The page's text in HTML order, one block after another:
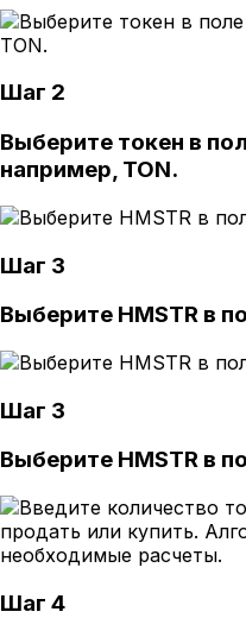
Шаг 2
Выберите токен в
например, TON.
Шаг 3
Выберите HMSTR в
Шаг 3
Выберите HMSTR в
Шаг 4